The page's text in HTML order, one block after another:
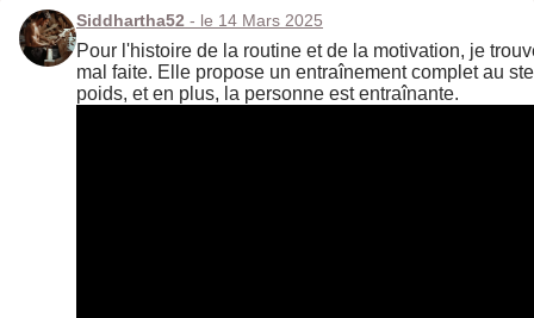
Siddhartha52 - le 14 Mars 2025
Pour l'histoire de la routine et de la motivation, je
mal faite. Elle propose un entraînement complet au
poids, et en plus, la personne est entraînante.